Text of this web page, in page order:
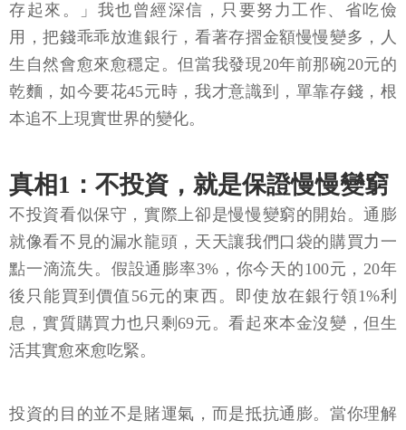
存起來。」我也曾經深信，只要努力工作、省吃儉
用，把錢乖乖放進銀行，看著存摺金額慢慢變多，人
生自然會愈來愈穩定。但當我發現20年前那碗20元的
乾麵，如今要花45元時，我才意識到，單靠存錢，根
本追不上現實世界的變化。
真相1：不投資，就是保證慢慢變窮
不投資看似保守，實際上卻是慢慢變窮的開始。通膨
就像看不見的漏水龍頭，天天讓我們口袋的購買力一
點一滴流失。假設通膨率3%，你今天的100元，20年
後只能買到價值56元的東西。即使放在銀行領1%利
息，實質購買力也只剩69元。看起來本金沒變，但生
活其實愈來愈吃緊。
投資的目的並不是賭運氣，而是抵抗通膨。當你理解